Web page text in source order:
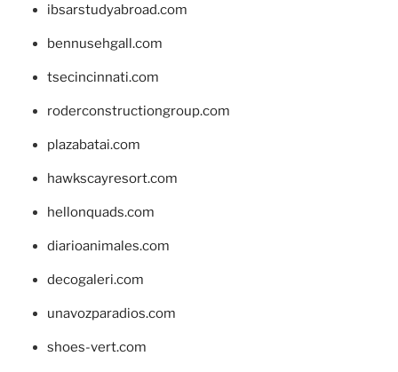
ibsarstudyabroad.com
bennusehgall.com
tsecincinnati.com
roderconstructiongroup.com
plazabatai.com
hawkscayresort.com
hellonquads.com
diarioanimales.com
decogaleri.com
unavozparadios.com
shoes-vert.com